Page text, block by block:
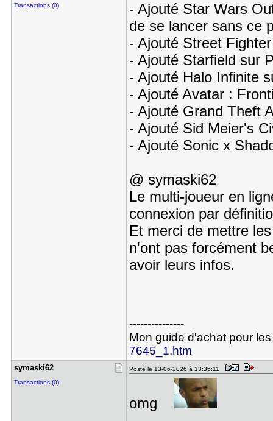
Transactions (0)
- Ajouté Star Wars
de se lancer sans ce
- Ajouté Street
- Ajouté Starfield sur
- Ajouté Halo Infinite
- Ajouté Avatar :
- Ajouté Grand
- Ajouté Sid
- Ajouté Sonic x
@ symaski62
Le multi-joueur en
connexion par
Et merci de mettre
n'ont pas forcément
avoir leurs infos.
---------------
Mon guide d'achat pour
7645_1.htm
symaski62
Transactions (0)
Posté le 13-06-2026 à 13:35:11
omg